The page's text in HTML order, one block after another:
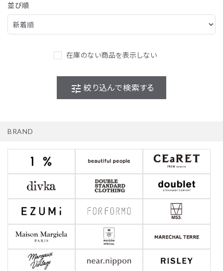
並び順
在庫のない商品を表示しない
tune 絞り込んで検索する
BRAND